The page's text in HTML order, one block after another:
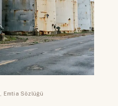
Emtia Sözlüğü